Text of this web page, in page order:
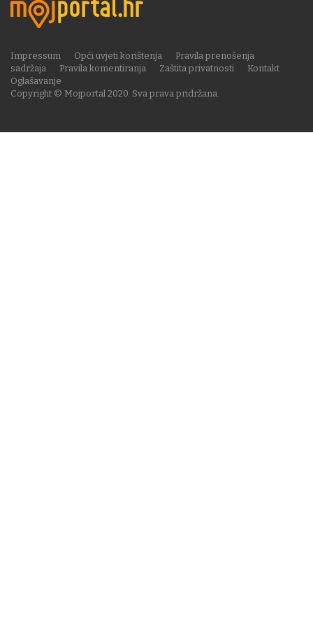
Copyright © Mojportal 2020. Sva prava pridržana.
Impressum Opći uvjeti korištenja
Pravila prenošenja
sadržaja
Pravila komentiranja Zaštita privatnosti
Kontakt
Oglašavanje